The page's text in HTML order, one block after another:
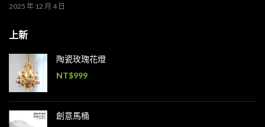
2025 年 12 月 4 日
上新
陶瓷玫瑰花燈
NT$999
創意馬桶